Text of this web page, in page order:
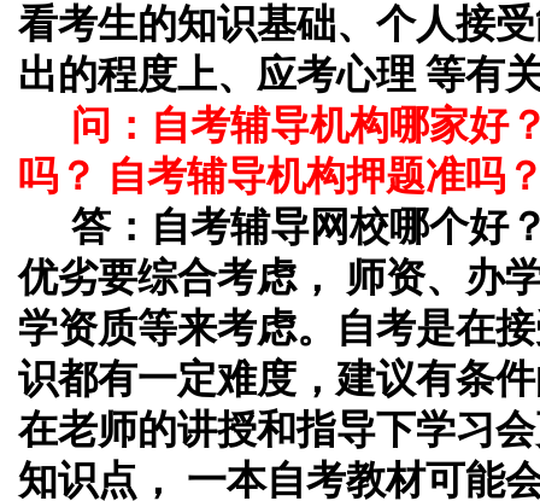
看考生的知识基础、个人接
出的程度上、应考心理 等有
问：自考辅导机构哪家好
吗？ 自考辅导机构押题准吗
答：自考辅导网校哪个好
优劣要综合考虑， 师资、办
学资质等来考虑。自考是在
识都有一定难度，建议有条
在老师的讲授和指导下学习
知识点， 一本自考教材可能